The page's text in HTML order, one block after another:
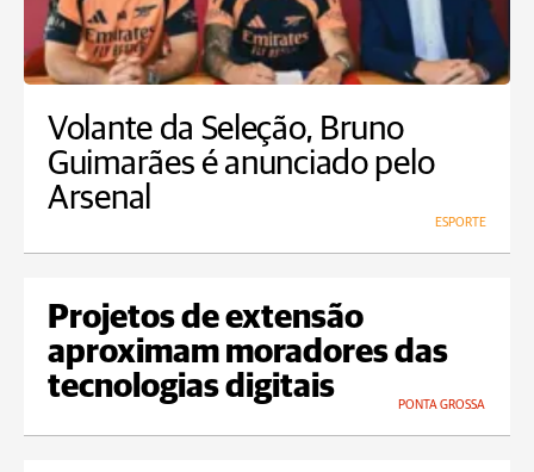
Volante da Seleção, Bruno
Guimarães é anunciado pelo
Arsenal
ESPORTE
Projetos de extensão
aproximam moradores das
tecnologias digitais
PONTA GROSSA